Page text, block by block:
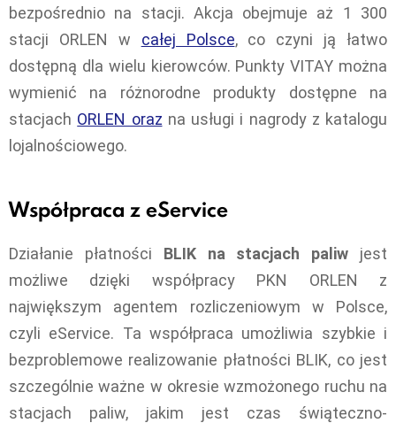
bezpośrednio na stacji. Akcja obejmuje aż 1 300
stacji ORLEN w całej Polsce, co czyni ją łatwo
dostępną dla wielu kierowców. Punkty VITAY można
wymienić na różnorodne produkty dostępne na
stacjach ORLEN oraz na usługi i nagrody z katalogu
lojalnościowego.
Współpraca z eService
Działanie płatności BLIK na stacjach paliw jest
możliwe dzięki współpracy PKN ORLEN z
największym agentem rozliczeniowym w Polsce,
czyli eService. Ta współpraca umożliwia szybkie i
bezproblemowe realizowanie płatności BLIK, co jest
szczególnie ważne w okresie wzmożonego ruchu na
stacjach paliw, jakim jest czas świąteczno-